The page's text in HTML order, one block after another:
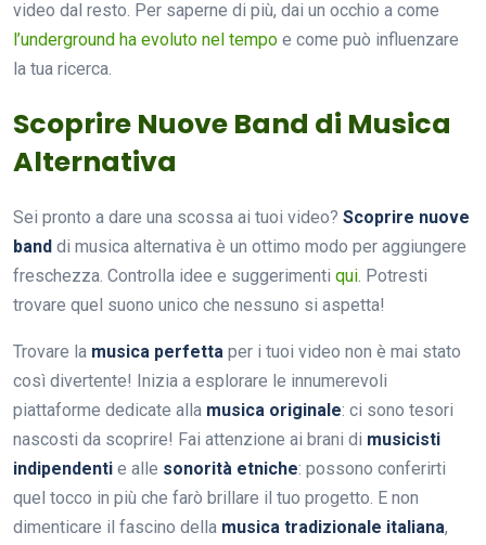
video dal resto. Per saperne di più, dai un occhio a come
l’underground ha evoluto nel tempo e come può influenzare
la tua ricerca.
Scoprire Nuove Band di Musica
Alternativa
Sei pronto a dare una scossa ai tuoi video? Scoprire nuove
band di musica alternativa è un ottimo modo per aggiungere
freschezza. Controlla idee e suggerimenti qui. Potresti
trovare quel suono unico che nessuno si aspetta!
Trovare la musica perfetta per i tuoi video non è mai stato
così divertente! Inizia a esplorare le innumerevoli
piattaforme dedicate alla musica originale: ci sono tesori
nascosti da scoprire! Fai attenzione ai brani di musicisti
indipendenti e alle sonorità etniche: possono conferirti
quel tocco in più che farò brillare il tuo progetto. E non
dimenticare il fascino della musica tradizionale italiana,